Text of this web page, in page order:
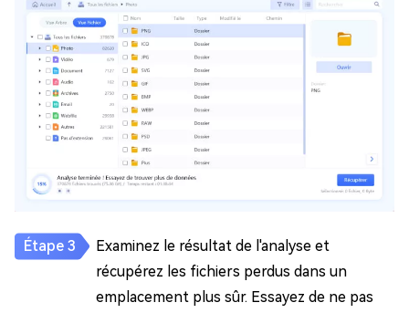
Examinez le résultat de l'analyse et
récupérez les fichiers perdus dans un
emplacement plus sûr. Essayez de ne pas